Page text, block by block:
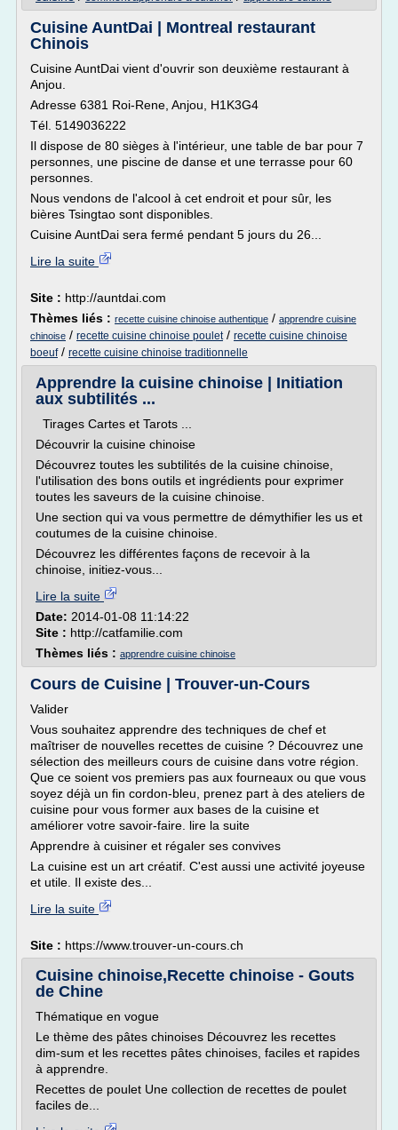
Cuisine AuntDai | Montreal restaurant
Chinois
Cuisine AuntDai vient d'ouvrir son deuxième restaurant à
Anjou.
Adresse 6381 Roi-Rene, Anjou, H1K3G4
Tél. 5149036222
Il dispose de 80 sièges à l'intérieur, une table de bar pour 7
personnes, une piscine de danse et une terrasse pour 60
personnes.
Nous vendons de l'alcool à cet endroit et pour sûr, les
bières Tsingtao sont disponibles.
Cuisine AuntDai sera fermé pendant 5 jours du 26...
Lire la suite
Site : http://auntdai.com
Thèmes liés : recette cuisine chinoise authentique / apprendre cuisine
chinoise / recette cuisine chinoise poulet/ recette cuisine chinoise
boeuf/ recette cuisine chinoise traditionnelle
Apprendre la cuisine chinoise | Initiation
aux subtilités ...
Tirages Cartes et Tarots ...
Découvrir la cuisine chinoise
Découvrez toutes les subtilités de la cuisine chinoise,
l'utilisation des bons outils et ingrédients pour exprimer
toutes les saveurs de la cuisine chinoise.
Une section qui va vous permettre de démythifier les us et
coutumes de la cuisine chinoise.
Découvrez les différentes façons de recevoir à la
chinoise, initiez-vous...
Lire la suite
Date: 2014-01-08 11:14:22
Site : http://catfamilie.com
Thèmes liés : apprendre cuisine chinoise
Cours de Cuisine | Trouver-un-Cours
Valider
Vous souhaitez apprendre des techniques de chef et
maîtriser de nouvelles recettes de cuisine ? Découvrez une
sélection des meilleurs cours de cuisine dans votre région.
Que ce soient vos premiers pas aux fourneaux ou que vous
soyez déjà un fin cordon-bleu, prenez part à des ateliers de
cuisine pour vous former aux bases de la cuisine et
améliorer votre savoir-faire. lire la suite
Apprendre à cuisiner et régaler ses convives
La cuisine est un art créatif. C'est aussi une activité joyeuse
et utile. Il existe des...
Lire la suite
Site : https://www.trouver-un-cours.ch
Cuisine chinoise,Recette chinoise - Gouts
de Chine
Thématique en vogue
Le thème des pâtes chinoises Découvrez les recettes
dim-sum et les recettes pâtes chinoises, faciles et rapides
à apprendre.
Recettes de poulet Une collection de recettes de poulet
faciles de...